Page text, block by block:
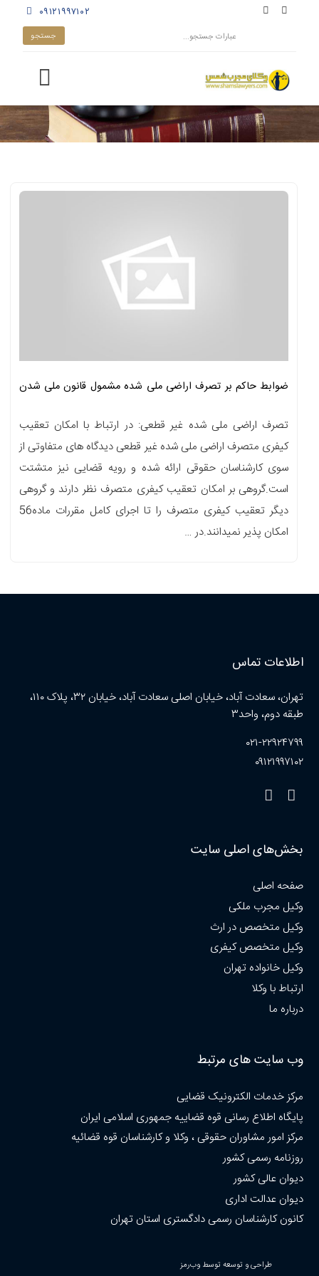
۰۹۱۲۱۹۹۷۱۰۲
ضوابط حاکم بر تصرف اراضی ملی شده مشمول قانون ملی شدن
جنگلها
تصرف اراضی ملی شده غیر قطعی: در ارتباط با امکان تعقیب
کیفری متصرف اراضی ملی شده غیر قطعی دیدگاه های متفاوتی از
سوی کارشناسان حقوقی ارائه شده و رویه قضایی نیز متشتت
است.گروهی بر امکان تعقیب کیفری متصرف نظر دارند و گروهی
دیگر تعقیب کیفری متصرف را تا اجرای کامل مقررات ماده56
امکان پذیر نمیدانند.در …
اطلاعات تماس
تهران، سعادت آباد، خیابان اصلی سعادت آباد، خیابان ۳۲، پلاک ۱۱۰،
طبقه دوم، واحد۳
۰۲۱-۲۲۹۲۴۷۹۹
۰۹۱۲۱۹۹۷۱۰۲
بخش‌های اصلی سایت
صفحه اصلی
وکیل مجرب ملکی
وکیل متخصص در ارث
وکیل متخصص کیفری
وکیل خانواده تهران
ارتباط با وکلا
درباره ما
وب سایت های مرتبط
مرکز خدمات الکترونیک قضایی
پایگاه اطلاع رسانی قوه قضاییه جمهوری اسلامی ایران
مرکز امور مشاوران حقوقی ، وکلا و کارشناسان قوه قضائیه
روزنامه رسمی کشور
دیوان عالی کشور
دیوان عدالت اداری
کانون کارشناسان رسمی دادگستری استان تهران
طراحی و توسعه توسط وب‌رمز